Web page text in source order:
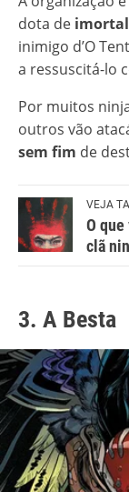
dota de
inimigo d’O
a ressuscitá-lo
Por muitos
outros vão
sem fim de
VEJA
O
clã
3. A Besta